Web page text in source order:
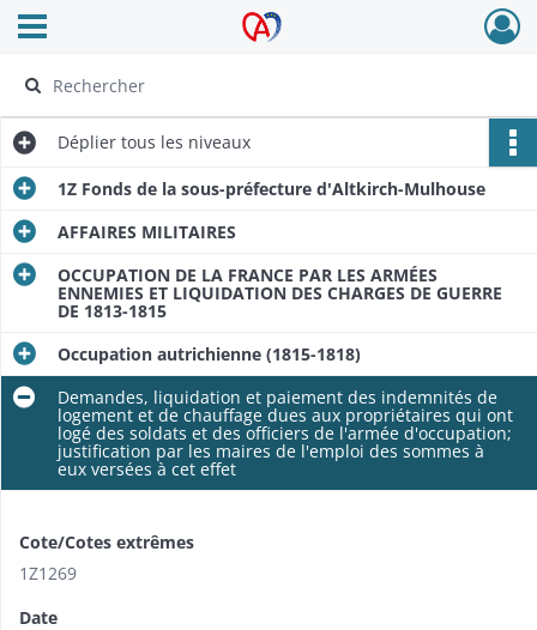
Archives Alsace - Colmar
Ouvrir le menu déroulant
Déplier tous les niveaux
1Z Fonds de la sous-préfecture d'Altkirch-Mulhouse
AFFAIRES MILITAIRES
OCCUPATION DE LA FRANCE PAR LES ARMÉES
ENNEMIES ET LIQUIDATION DES CHARGES DE GUERRE
DE 1813-1815
Occupation autrichienne (1815-1818)
Demandes, liquidation et paiement des indemnités de
logement et de chauffage dues aux propriétaires qui ont
logé des soldats et des officiers de l'armée d'occupation;
justification par les maires de l'emploi des sommes à
eux versées à cet effet
Cote/Cotes extrêmes
1Z1269
Date